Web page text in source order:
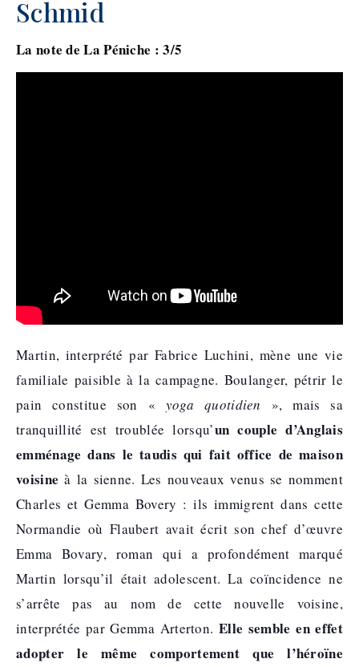
Schmid
La note de La Péniche : 3/5
Martin, interprété par Fabrice Luchini, mène une vie
familiale paisible à la campagne. Boulanger, pétrir le
pain constitue son « yoga quotidien », mais sa
tranquillité est troublée lorsqu’un couple d’Anglais
emménage dans le taudis qui fait office de maison
voisine à la sienne. Les nouveaux venus se nomment
Charles et Gemma Bovery : ils immigrent dans cette
Normandie où Flaubert avait écrit son chef d’œuvre
Emma Bovary, roman qui a profondément marqué
Martin lorsqu’il était adolescent. La coïncidence ne
s’arrête pas au nom de cette nouvelle voisine,
interprétée par Gemma Arterton. Elle semble en effet
adopter le même comportement que l’héroïne